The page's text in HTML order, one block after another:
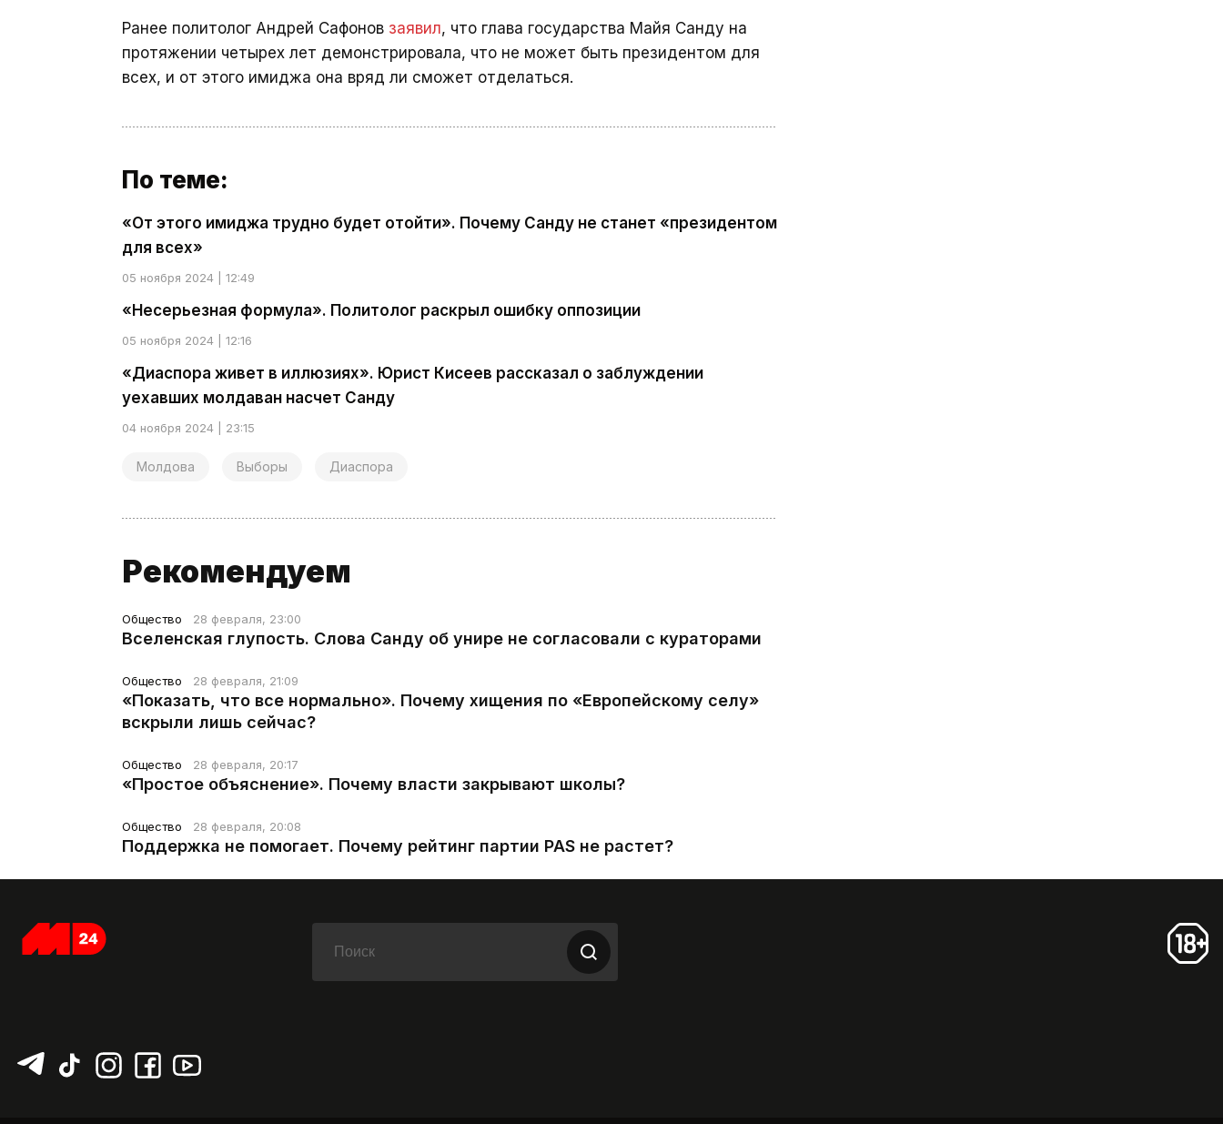
Ранее политолог Андрей Сафонов заявил, что глава государства Майя Санду на
протяжении четырех лет демонстрировала, что не может быть президентом для
всех, и от этого имиджа она вряд ли сможет отделаться.
По теме:
«От этого имиджа трудно будет отойти». Почему Санду не станет «президентом
для всех»
05 ноября 2024 | 12:49
«Несерьезная формула». Политолог раскрыл ошибку оппозиции
05 ноября 2024 | 12:16
«Диаспора живет в иллюзиях». Юрист Кисеев рассказал о заблуждении
уехавших молдаван насчет Санду
04 ноября 2024 | 23:15
Молдова Выборы Диаспора
Рекомендуем
Общество 28 февраля, 23:00
Вселенская глупость. Слова Санду об унире не согласовали с кураторами
Общество 28 февраля, 21:09
«Показать, что все нормально». Почему хищения по «Европейскому селу»
вскрыли лишь сейчас?
Общество 28 февраля, 20:17
«Простое объяснение». Почему власти закрывают школы?
Общество 28 февраля, 20:08
Поддержка не помогает. Почему рейтинг партии PAS не растет?